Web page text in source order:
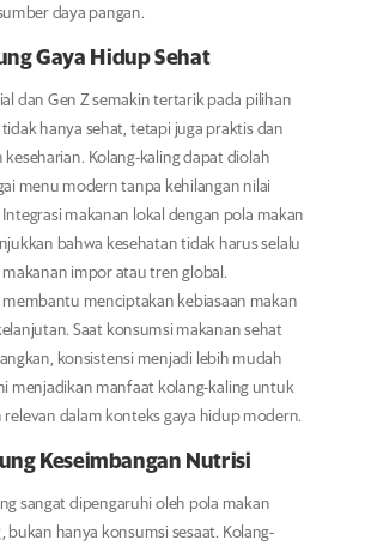
daya pangan.
Gaya Hidup Sehat
dan Gen Z semakin tertarik pada pilihan
hanya sehat, tetapi juga praktis dan
keseharian. Kolang-kaling dapat diolah
menu modern tanpa kehilangan nilai
makanan lokal dengan pola makan
bahwa kesehatan tidak harus selalu
impor atau tren global.
membantu menciptakan kebiasaan makan
Saat konsumsi makanan sehat
konsistensi menjadi lebih mudah
menjadikan manfaat kolang-kaling untuk
relevan dalam konteks gaya hidup modern.
Keseimbangan Nutrisi
sangat dipengaruhi oleh pola makan
bukan hanya konsumsi sesaat. Kolang-